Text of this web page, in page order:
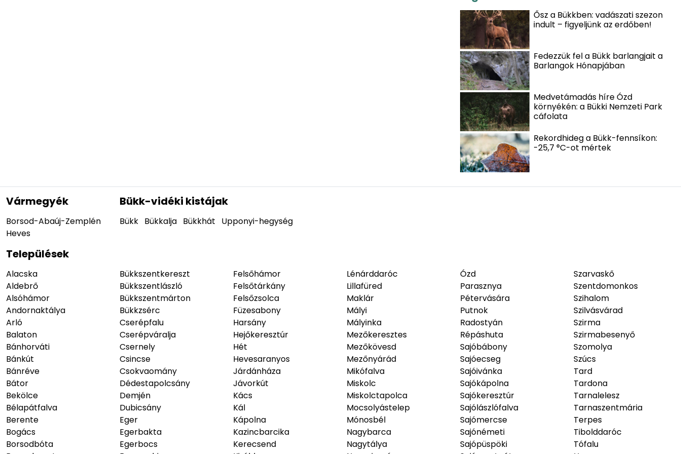
Ősz a Bükkben: vadászati szezon
indult – figyeljünk az erdőben!
Fedezzük fel a Bükk barlangjait a
Barlangok Hónapjában
Medvetámadás híre Ózd
környékén: a Bükki Nemzeti Park
cáfolata
Rekordhideg a Bükk-fennsíkon:
-25,7 °C-ot mértek
Vármegyék
Borsod-Abaúj-Zemplén
Heves
Bükk-vidéki kistájak
Bükk Bükkalja Bükkhát Upponyi-hegység
Települések
Alacska
Aldebrő
Alsóhámor
Andornaktálya
Arló
Balaton
Bánhorváti
Bánkút
Bánréve
Bátor
Bekölce
Bélapátfalva
Berente
Bogács
Borsodbóta
Bükkszentkereszt
Bükkszentlászló
Bükkszentmárton
Bükkzsérc
Cserépfalu
Cserépváralja
Csernely
Csincse
Csokvaomány
Dédestapolcsány
Demjén
Dubicsány
Eger
Egerbakta
Egerbocs
Felsőhámor
Felsőtárkány
Felsőzsolca
Füzesabony
Harsány
Hejőkeresztúr
Hét
Hevesaranyos
Járdánháza
Jávorkút
Kács
Kál
Kápolna
Kazincbarcika
Kerecsend
Lénárddaróc
Lillafüred
Maklár
Mályi
Mályinka
Mezőkeresztes
Mezőkövesd
Mezőnyárád
Mikófalva
Miskolc
Miskolctapolca
Mocsolyástelep
Mónosbél
Nagybarca
Nagytálya
Ózd
Parasznya
Pétervására
Putnok
Radostyán
Répáshuta
Sajóbábony
Sajóecseg
Sajóivánka
Sajókápolna
Sajókeresztúr
Sajólászlófalva
Sajómercse
Sajónémeti
Sajópüspöki
Szarvaskő
Szentdomonkos
Szihalom
Szilvásvárad
Szirma
Szirmabesenyő
Szomolya
Szúcs
Tard
Tardona
Tarnalelesz
Tarnaszentmária
Terpes
Tibolddaróc
Tófalu